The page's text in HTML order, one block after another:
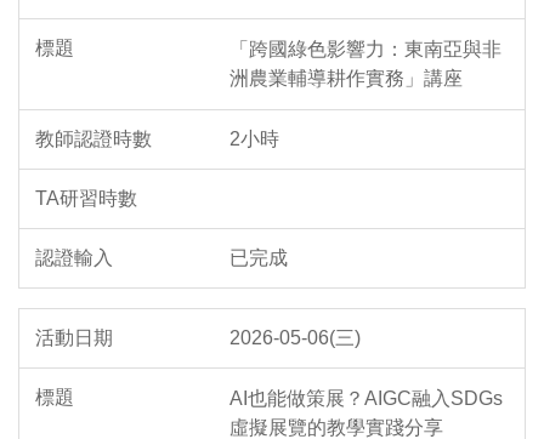
「跨國綠色影響力：東南亞與非
洲農業輔導耕作實務」講座
2小時
已完成
2026-05-06(三)
AI也能做策展？AIGC融入SDGs
虛擬展覽的教學實踐分享